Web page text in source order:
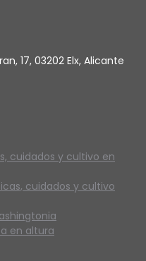
17, 03202 Elx, Alicante
cuidados y cultivo en
cuidados y cultivo
en altura